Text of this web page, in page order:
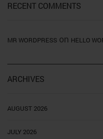
RECENT COMMENTS
MR WORDPRESS on HELLO
ARCHIVES
AUGUST 2026
JULY 2026